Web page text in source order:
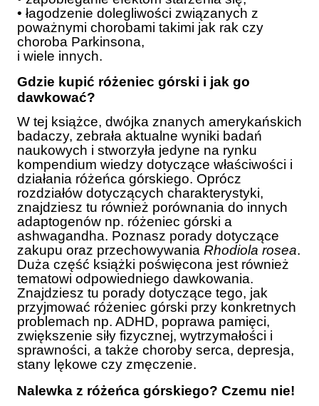
• łagodzenie dolegliwości związanych z
poważnymi chorobami takimi jak rak czy
choroba Parkinsona,
i wiele innych.
Gdzie kupić różeniec górski i jak go
dawkować?
W tej książce, dwójka znanych amerykańskich
badaczy, zebrała aktualne wyniki badań
naukowych i stworzyła jedyne na rynku
kompendium wiedzy dotyczące właściwości i
działania różeńca górskiego. Oprócz
rozdziałów dotyczących charakterystyki,
znajdziesz tu również porównania do innych
adaptogenów np. różeniec górski a
ashwagandha. Poznasz porady dotyczące
zakupu oraz przechowywania Rhodiola rosea.
Duża część książki poświęcona jest również
tematowi odpowiedniego dawkowania.
Znajdziesz tu porady dotyczące tego, jak
przyjmować różeniec górski przy konkretnych
problemach np. ADHD, poprawa pamięci,
zwiększenie siły fizycznej, wytrzymałości i
sprawności, a także choroby serca, depresja,
stany lękowe czy zmęczenie.
Nalewka z różeńca górskiego? Czemu nie!